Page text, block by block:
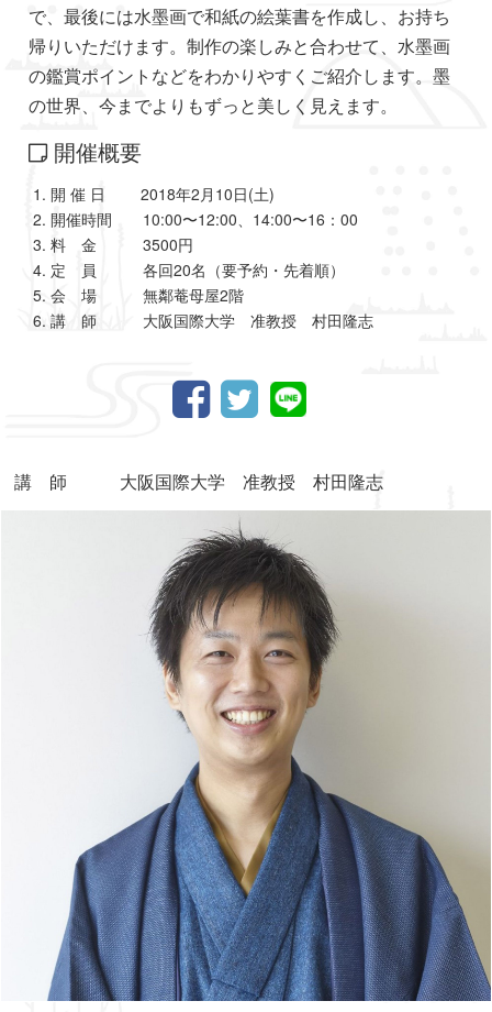
で、最後には水墨画で和紙の絵葉書を作成し、お持ち
帰りいただけます。制作の楽しみと合わせて、水墨画
の鑑賞ポイントなどをわかりやすくご紹介します。墨
の世界、今までよりもずっと美しく見えます。
開催概要
開 催 日 2018年2⽉10⽇(⼟)
開催時間 10:00〜12:00、14:00〜16：00
料 金 3500円
定 員 各回20名（要予約・先着順）
会 場 無鄰菴母屋2階
講 師 大阪国際大学 准教授 村田隆志
講 師 大阪国際大学 准教授 村田隆志